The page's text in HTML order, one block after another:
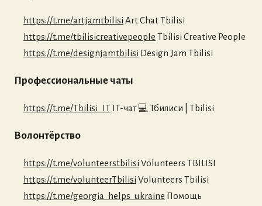
https://t.me/artjamtbilisi Art Chat Tbilisi
https://t.me/tbilisicreativepeople Tbilisi Creative People
https://t.me/designjamtbilisi Design Jam Tbilisi
Профессиональные чаты
https://t.me/Tbilisi_IT IT-чат 💻 Тбилиси | Tbilisi
Волонтёрство
https://t.me/volunteerstbilisi Volunteers TBILISI
https://t.me/volunteerTbilisi Volunteers Tbilisi
https://t.me/georgia_helps_ukraine Помощь